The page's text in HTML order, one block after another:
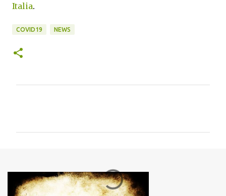
Italia.
COVID19 NEWS
n
t